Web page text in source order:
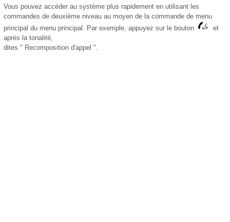
Vous pouvez accéder au système plus rapidement en utilisant les
commandes de deuxième niveau au moyen de la commande de menu
principal du menu principal. Par exemple, appuyez sur le bouton
et
après la tonalité,
dites " Recomposition d'appel ".